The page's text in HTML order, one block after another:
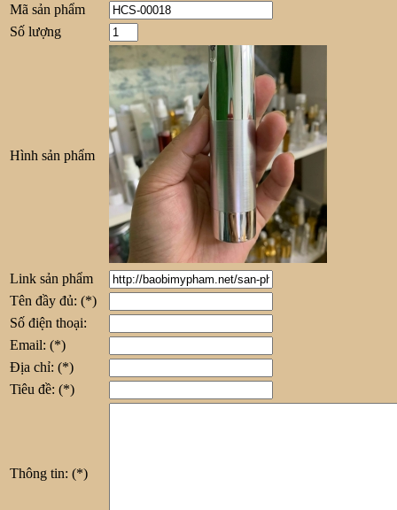
Mã sản phẩm
Số lượng
Hình sản phẩm
Link sản phẩm
Tên đầy đủ: (*)
Số điện thoại:
Email: (*)
Địa chỉ: (*)
Tiêu đề: (*)
Thông tin: (*)